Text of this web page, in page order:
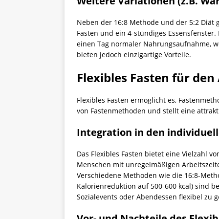
Neben der 16:8 Methode und der 5:2
Fasten und ein 4-stündiges
einen Tag normaler Nahrungsaufnahme,
bieten jedoch einzigartige Vorteile.
Flexibles Fasten für
Flexibles Fasten ermöglicht es,
von Fastenmethoden und stellt eine
Integration in den
Das Flexibles Fasten bietet eine Vielzahl
Menschen mit unregelmäßigen
Verschiedene Methoden wie die 16:8-
Kalorienreduktion auf 500-600 kcal) sind
Sozialevents oder Abendessen flexibel zu